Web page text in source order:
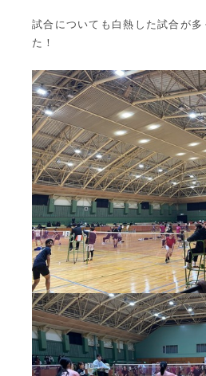
試合についても白熱した試合が
た！